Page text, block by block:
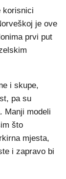
korisnici
je ove
prvi put
i skupe,
pa su
Manji modeli
što
mjesta,
i zapravo bi